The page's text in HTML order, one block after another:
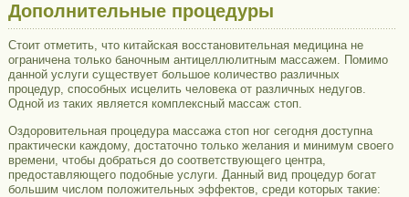
Дополнительные процедуры
Стоит отметить, что китайская восстановительная медицина не
ограничена только баночным антицеллюлитным массажем. Помимо
данной услуги существует большое количество различных
процедур, способных исцелить человека от различных недугов.
Одной из таких является комплексный массаж стоп.
Оздоровительная процедура массажа стоп ног сегодня доступна
практически каждому, достаточно только желания и минимум своего
времени, чтобы добраться до соответствующего центра,
предоставляющего подобные услуги. Данный вид процедур богат
большим числом положительных эффектов, среди которых такие: